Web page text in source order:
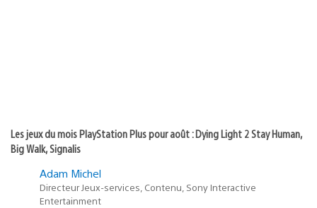
Les jeux du mois PlayStation Plus pour août : Dying Light 2 Stay Human,
Big Walk, Signalis
Adam Michel
Directeur Jeux-services, Contenu, Sony Interactive
Entertainment